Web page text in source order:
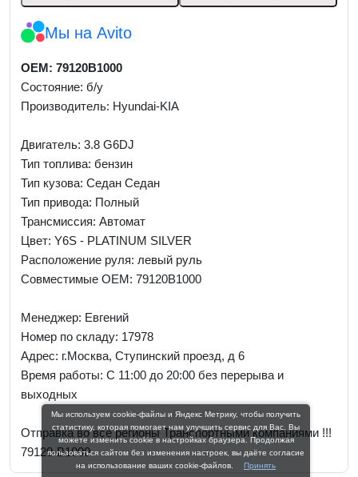
Мы на Avito
OEM: 79120B1000
Состояние: б/у
Производитель: Hyundai-KIA
Двигатель: 3.8 G6DJ
Тип топлива: бензин
Тип кузова: Седан Седан
Тип привода: Полный
Трансмиссия: Автомат
Цвет: Y6S - PLATINUM SILVER
Расположение руля: левый руль
Совместимые OEM: 79120B1000
Менеджер: Евгений
Номер по складу: 17978
Адрес: г.Москва, Ступинский проезд, д 6
Время работы: С 11:00 до 20:00 без перерыва и
выходных
Отправка во все регионы Транспортными компаниями !!!
79120-B1000
Мы используем cookie-файлы и Яндекс Метрику, чтобы получить
статистику, которая помогает нам улучшить сервис для Вас. Вы
можете изменить cookie в настройках браузера. Продолжая
пользоваться сайтом без изменения настроек, вы даёте согласие
на использование ваших cookie-файлов.
Принять